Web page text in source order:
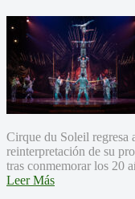
Cirque du Soleil regresa
reinterpretación de su
tras conmemorar los 20
Leer Más